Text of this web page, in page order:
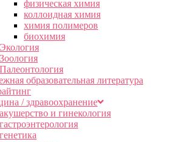
физическая химия
коллоидная химия
химия полимеров
биохимия
Экология
Зоология
Палеонтология
образовательная литература
/ здравоохранение
акушерство и гинекология
гастроэнтерология
генетика